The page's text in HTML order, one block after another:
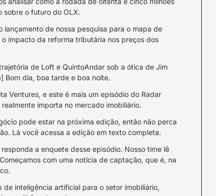
sobre o futuro do OLX.
lançamento de nossa pesquisa para o mapa de
impacto da reforma tributária nos preços dos
de Loft e QuintoAndar sob a ótica de Jim
Bom dia, boa tarde e boa noite.
Ventures, e este é mais um episódio do Radar
importa no mercado imobiliário.
pode estar na próxima edição, então não perca
Lá você acessa a edição em texto completa.
a enquete desse episódio. Nosso time lê
com uma notícia de captação, que é, na
de inteligência artificial para o setor imobiliário,